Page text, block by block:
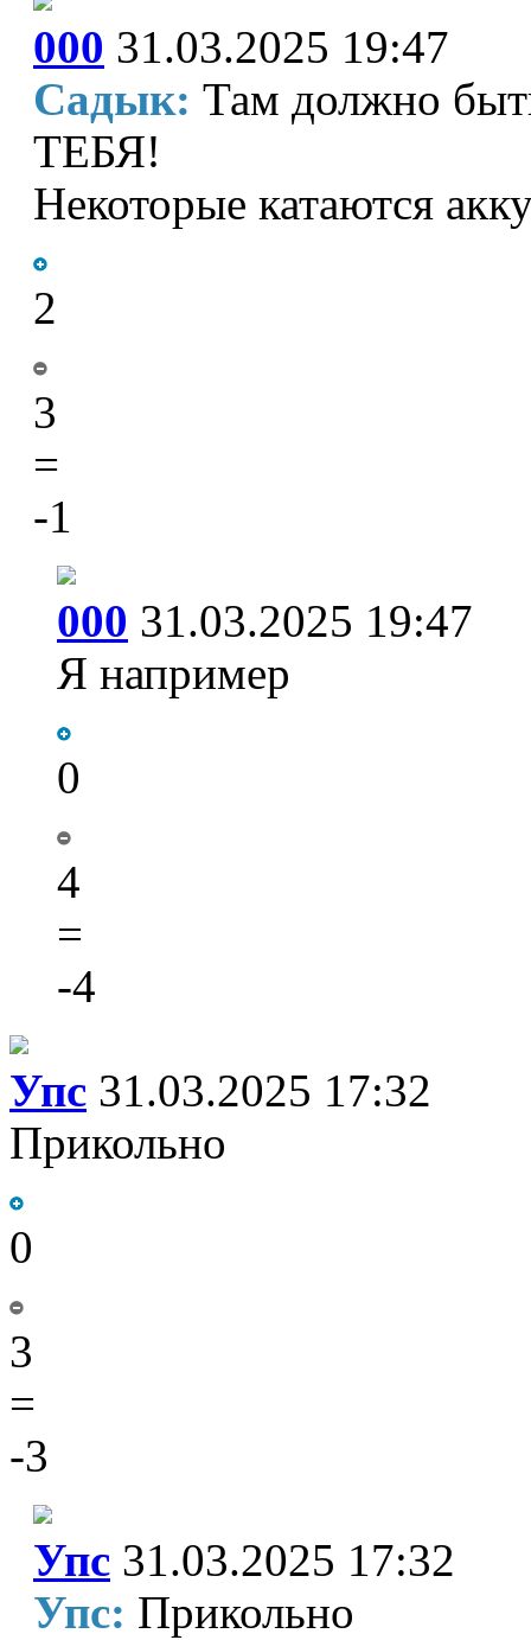
000 31.03.2025 19:47
Садык: Там должно
ТЕБЯ!
Некоторые катаются
2
3
=
-1
000 31.03.2025 19:47
Я например
0
4
=
-4
Упс 31.03.2025 17:32
Прикольно
0
3
=
-3
Упс 31.03.2025 17:32
Упс: Прикольно